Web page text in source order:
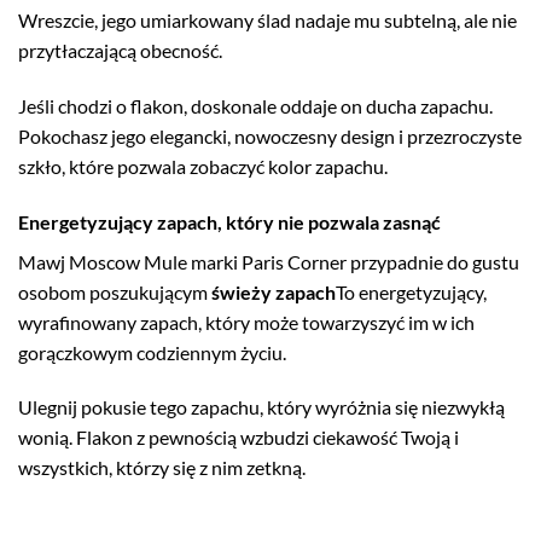
Wreszcie, jego umiarkowany ślad nadaje mu subtelną, ale nie
przytłaczającą obecność.
Jeśli chodzi o flakon, doskonale oddaje on ducha zapachu.
Pokochasz jego elegancki, nowoczesny design i przezroczyste
szkło, które pozwala zobaczyć kolor zapachu.
Energetyzujący zapach, który nie pozwala zasnąć
Mawj Moscow Mule marki Paris Corner przypadnie do gustu
osobom poszukującymświeży zapachTo energetyzujący,
wyrafinowany zapach, który może towarzyszyć im w ich
gorączkowym codziennym życiu.
Ulegnij pokusie tego zapachu, który wyróżnia się niezwykłą
wonią. Flakon z pewnością wzbudzi ciekawość Twoją i
wszystkich, którzy się z nim zetkną.